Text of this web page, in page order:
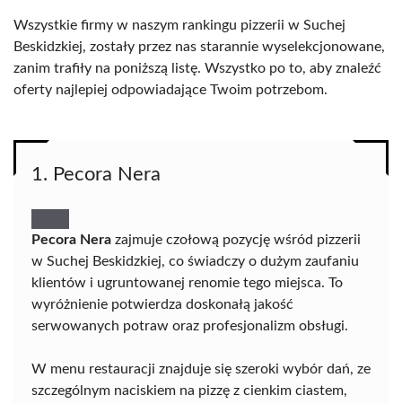
Wszystkie firmy w naszym rankingu pizzerii w Suchej
Beskidzkiej, zostały przez nas starannie wyselekcjonowane,
zanim trafiły na poniższą listę. Wszystko po to, aby znaleźć
oferty najlepiej odpowiadające Twoim potrzebom.
1. Pecora Nera
Pecora Nera zajmuje czołową pozycję wśród pizzerii
w Suchej Beskidzkiej, co świadczy o dużym zaufaniu
klientów i ugruntowanej renomie tego miejsca. To
wyróżnienie potwierdza doskonałą jakość
serwowanych potraw oraz profesjonalizm obsługi.
W menu restauracji znajduje się szeroki wybór dań, ze
szczególnym naciskiem na pizzę z cienkim ciastem,